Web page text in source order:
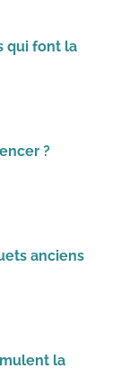
qui font la
?
anciens
la